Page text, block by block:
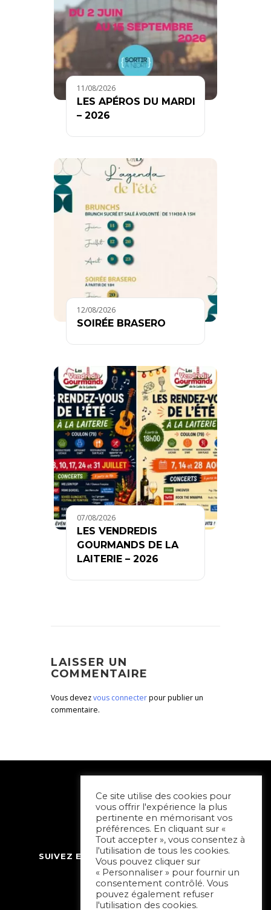
11/08/2026
LES APÉROS DU MARDI
– 2026
12/08/2026
SOIRÉE BRASERO
07/08/2026
LES VENDREDIS
GOURMANDS DE LA
LAITERIE – 2026
LAISSER UN
COMMENTAIRE
Vous devezvous connecterpour publier un
commentaire.
SUIVEZ ET CONTACTEZ SORTIR À NIORT
Ce site utilise des cookies pour
vous offrir l'expérience la plus
pertinente en mémorisant vos
préférences. En cliquant sur «
Tout accepter », vous consentez à
l'utilisation de tous les cookies.
Vous pouvez cliquer sur
« Personnaliser » pour fournir un
consentement contrôlé. Vous
pouvez également refuser
l'utilisation des cookies.